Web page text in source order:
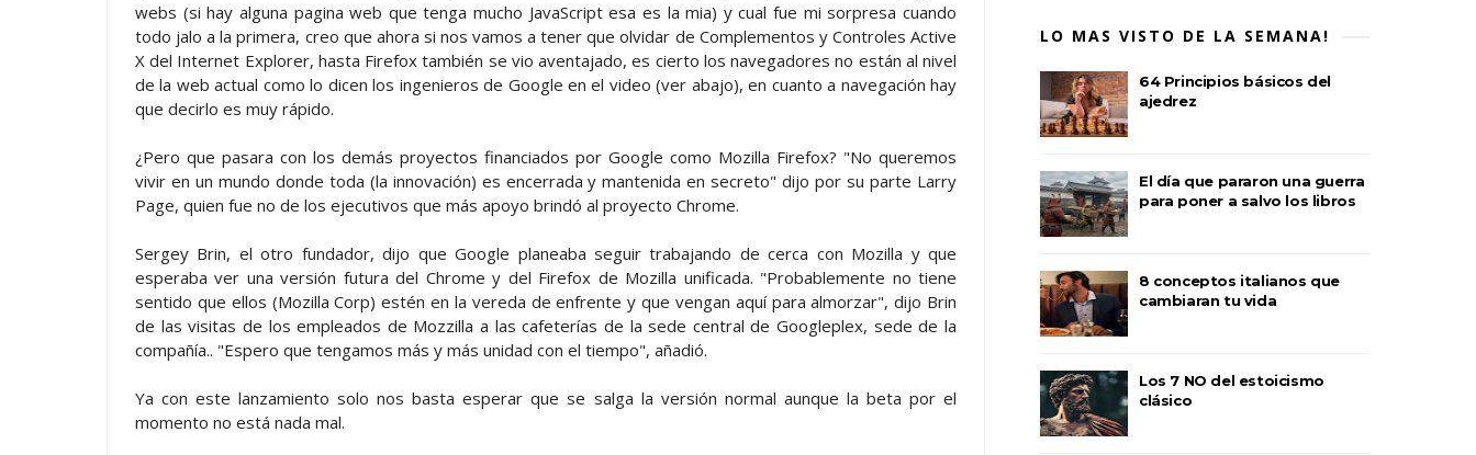
webs (si hay alguna pagina web que tenga mucho JavaScript esa es la mia) y cual fue mi sorpresa cuando
todo jalo a la primera, creo que ahora si nos vamos a tener que olvidar de Complementos y Controles Active
X del Internet Explorer, hasta Firefox también se vio aventajado, es cierto los navegadores no están al nivel
de la web actual como lo dicen los ingenieros de Google en el video (ver abajo), en cuanto a navegación hay
que decirlo es muy rápido.
¿Pero que pasara con los demás proyectos financiados por Google como Mozilla Firefox? "No queremos
vivir en un mundo donde toda (la innovación) es encerrada y mantenida en secreto" dijo por su parte Larry
Page, quien fue no de los ejecutivos que más apoyo brindó al proyecto Chrome.
Sergey Brin, el otro fundador, dijo que Google planeaba seguir trabajando de cerca con Mozilla y que
esperaba ver una versión futura del Chrome y del Firefox de Mozilla unificada. "Probablemente no tiene
sentido que ellos (Mozilla Corp) estén en la vereda de enfrente y que vengan aquí para almorzar", dijo Brin
de las visitas de los empleados de Mozzilla a las cafeterías de la sede central de Googleplex, sede de la
compañía.. "Espero que tengamos más y más unidad con el tiempo", añadió.
Ya con este lanzamiento solo nos basta esperar que se salga la versión normal aunque la beta por el
momento no está nada mal.
LO MAS VISTO DE LA SEMANA!
64 Principios básicos del
ajedrez
El día que pararon una guerra
para poner a salvo los libros
8 conceptos italianos que
cambiaran tu vida
Los 7 NO del estoicismo
clásico